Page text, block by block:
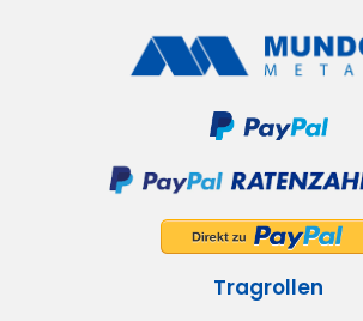
Tragrollen